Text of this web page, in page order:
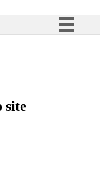
à informação
site